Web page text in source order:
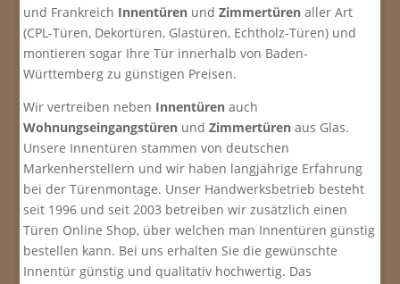
und Frankreich Innentüren undZimmertüren aller Art
(CPL-Türen, Dekortüren, Glastüren, Echtholz-Türen) und
montieren sogar Ihre Tür innerhalb von Baden-
Württemberg zu günstigen Preisen.
Wir vertreiben neben Innentüren auch
Wohnungseingangstüren undZimmertüren aus Glas.
Unsere Innentüren stammen von deutschen
Markenherstellern und wir haben langjährige Erfahrung
bei der Türenmontage. Unser Handwerksbetrieb besteht
seit 1996 und seit 2003 betreiben wir zusätzlich einen
Türen Online Shop, über welchen man Innentüren günstig
bestellen kann. Bei uns erhalten Sie die gewünschte
Innentür günstig und qualitativ hochwertig. Das